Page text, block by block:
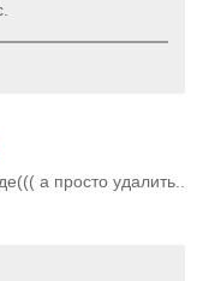
а просто удалить..